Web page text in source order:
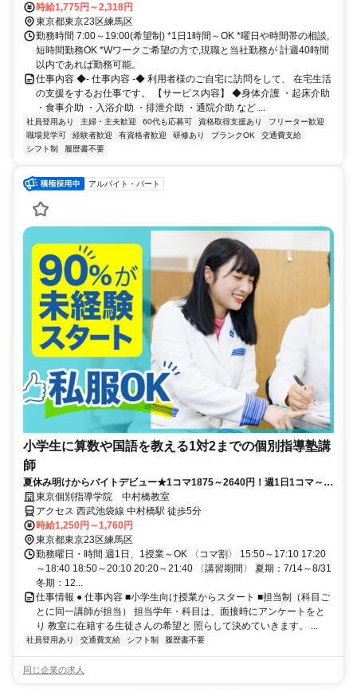
償！武有楽町線 富士見台南口徒歩約10分、西武豊島線/西武池袋線 豊島園
〔西武線〕徒歩約21分 西武池袋線「富士見台」駅から徒歩約10分
時給1,775円～2,318円
東京都東京23区練馬区
勤務時間 7:00～19:00(希望制) *1日1時間～OK *曜日や時間帯の相談,
短時間勤務OK *Wワークご希望の方で,現職と当社勤務が 計週40時間
以内であれば勤務可能。
仕事内容 ◆- 仕事内容 -◆ 利用者様のご自宅に訪問をして、 在宅生活
の支援をするお仕事です。 【サービス内容】 ◆身体介護 ・起床介助
・食事介助 ・入浴介助 ・排泄介助 ・通院介助 など ...
社員登用あり 主婦・主夫歓迎 60代も応募可 資格取得支援あり
フリーター歓迎
職場見学可
経験者歓迎 有資格者歓迎 研修あり ブランクOK
交通費支給
シフト制
履歴書不要
アルバイト・パート
小学生に算数や国語を教える1対2までの個別指導塾講
師
夏休み明けからバイトデビュー★1コマ1875～2640円！週1日1コマ～私
服でok◎
東京個別指導学院 中村橋教室
アクセス 西武池袋線 中村橋駅 徒歩5分
時給1,250円～1,760円
東京都東京23区練馬区
勤務曜日・時間 週1日、1授業～OK 〈コマ割〉 15:50～17:10 17:20
～18:40 18:50～20:10 20:20～21:40 〈講習期間〉 夏期：7/14～8/31
冬期：12...
仕事情報 ● 仕事内容 ■小学生向け授業からスタート ■担当制（科目ご
とに同一講師が担当） 担当学年・科目は、面接時にアンケートをと
り 教室に在籍する生徒さんの希望と 照らして決めていきます。 ...
社員登用あり 交通費支給 シフト制 履歴書不要
同じ企業の求人